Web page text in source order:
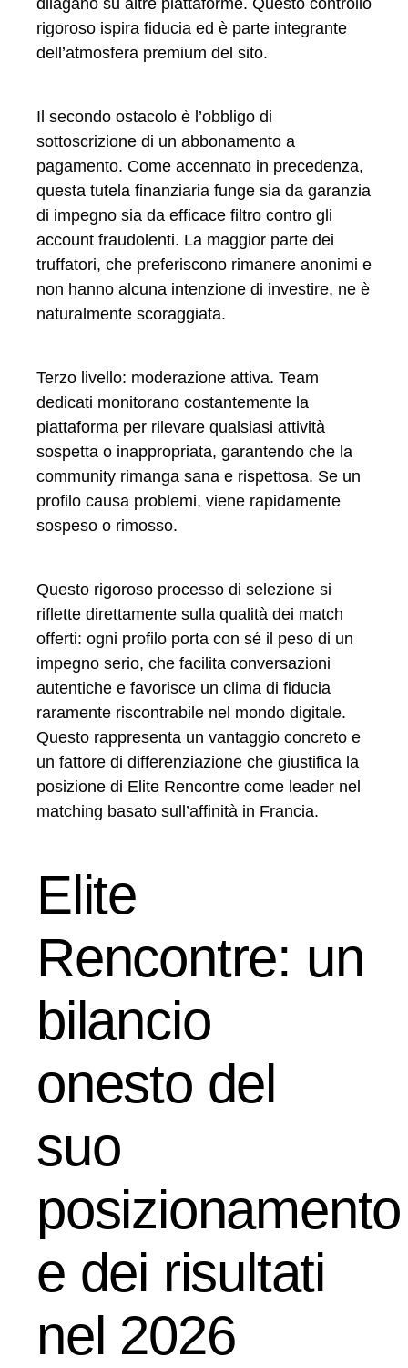
dilagano su altre piattaforme. Questo controllo
rigoroso ispira fiducia ed è parte integrante
dell’atmosfera premium del sito.
Il secondo ostacolo è l’obbligo di
sottoscrizione di un abbonamento a
pagamento. Come accennato in precedenza,
questa tutela finanziaria funge sia da garanzia
di impegno sia da efficace filtro contro gli
account fraudolenti. La maggior parte dei
truffatori, che preferiscono rimanere anonimi e
non hanno alcuna intenzione di investire, ne è
naturalmente scoraggiata.
Terzo livello: moderazione attiva. Team
dedicati monitorano costantemente la
piattaforma per rilevare qualsiasi attività
sospetta o inappropriata, garantendo che la
community rimanga sana e rispettosa. Se un
profilo causa problemi, viene rapidamente
sospeso o rimosso.
Questo rigoroso processo di selezione si
riflette direttamente sulla qualità dei match
offerti: ogni profilo porta con sé il peso di un
impegno serio, che facilita conversazioni
autentiche e favorisce un clima di fiducia
raramente riscontrabile nel mondo digitale.
Questo rappresenta un vantaggio concreto e
un fattore di differenziazione che giustifica la
posizione di Elite Rencontre come leader nel
matching basato sull’affinità in Francia.
Elite
Rencontre: un
bilancio
onesto del
suo
posizionamento
e dei risultati
nel 2026